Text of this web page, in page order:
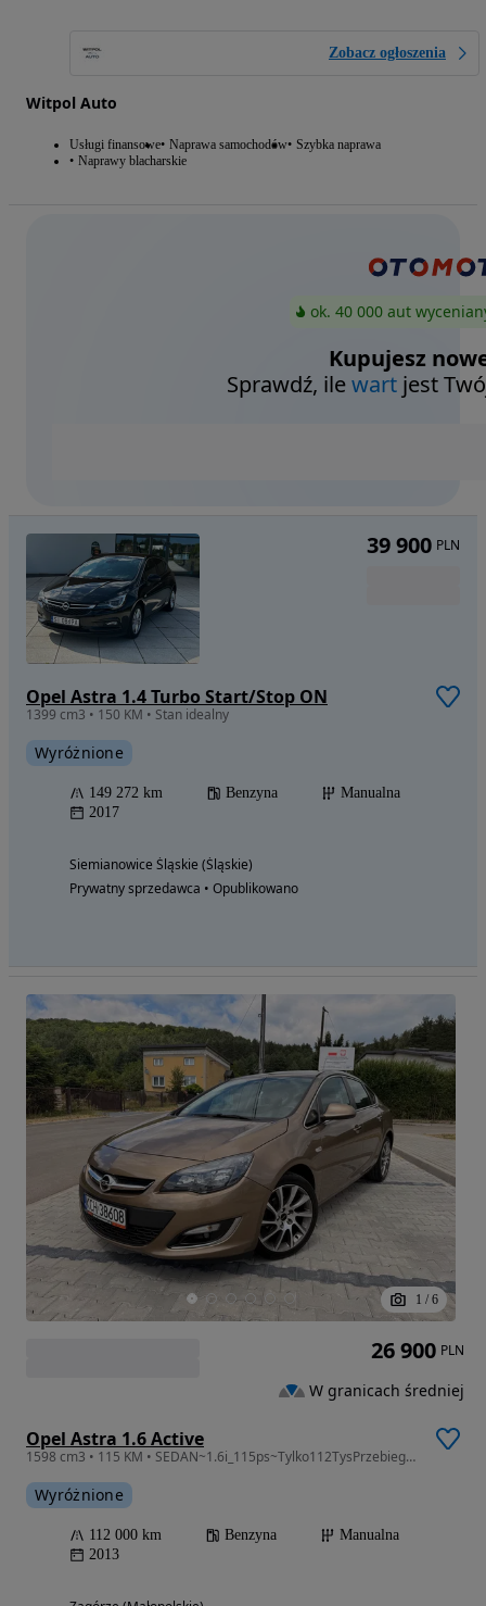
Zobacz ogłoszenia
Witpol Auto
Usługi finansowe Naprawa samochodów Szybka naprawa
Naprawy blacharskie
ok. 40 000 aut
Kupujesz
Sprawdź, ilewart jest
Opel Astra 1.4 Turbo Start/Stop ON
1399 cm3 • 150 KM • Stan idealny
Wyróżnione
149 272 km Benzyna
Manualna
2017
Siemianowice Śląskie (Śląskie)
Prywatny sprzedawca • Opublikowano
39 900 PLN
1 / 6
Opel Astra 1.6 Active
1598 cm3 • 115 KM • SEDAN~1.6i_115ps~Tylko112TysPrzebiegu~Serwisowana~ALU.18~UNIKAT
Wyróżnione
112 000 km Benzyna
Manualna
2013
26 900 PLN
W granicach średniej